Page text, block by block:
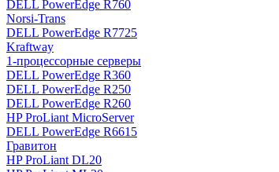
DELL PowerEdge R760
Norsi-Trans
DELL PowerEdge R7725
Kraftway
1-процессорные серверы
DELL PowerEdge R360
DELL PowerEdge R250
DELL PowerEdge R260
HP ProLiant MicroServer
DELL PowerEdge R6615
Гравитон
HP ProLiant DL20